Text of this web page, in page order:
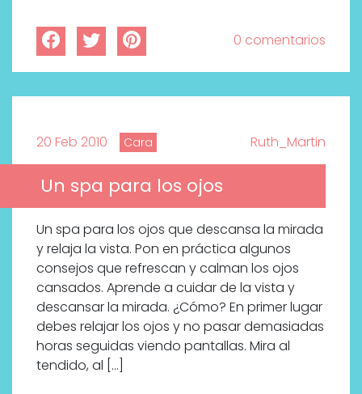
0 comentarios
20 Feb 2010 Cara Ruth_Martin
Un spa para los ojos
Un spa para los ojos que descansa la mirada
y relaja la vista. Pon en práctica algunos
consejos que refrescan y calman los ojos
cansados. Aprende a cuidar de la vista y
descansar la mirada. ¿Cómo? En primer lugar
debes relajar los ojos y no pasar demasiadas
horas seguidas viendo pantallas. Mira al
tendido, al […]